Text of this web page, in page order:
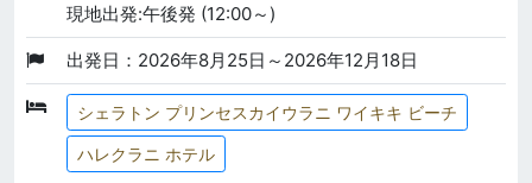
現地出発:午後発 (12:00～)
出発日：2026年8月25日～2026年12月18日
シェラトン プリンセスカイウラニ ワイキキ ビーチ
ハレクラニ ホテル